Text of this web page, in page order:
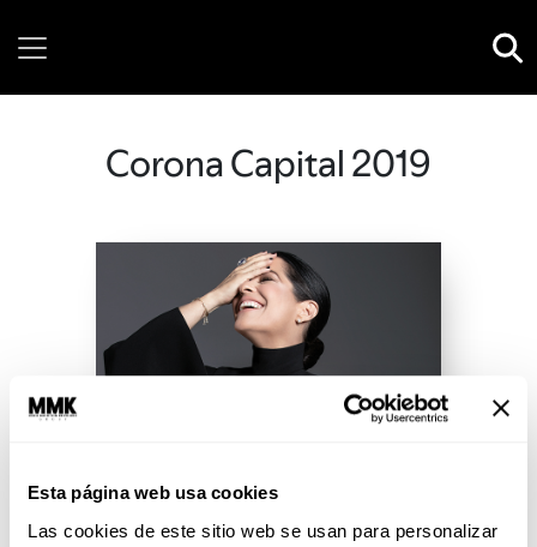
Esta página web usa cookies
Las cookies de este sitio web se usan para personalizar
Corona Capital 2019